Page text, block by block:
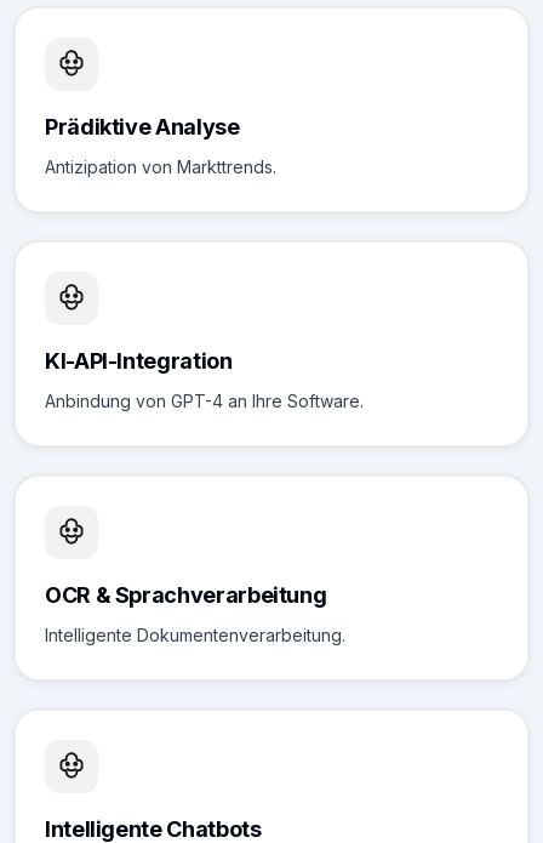
Prädiktive Analyse
Antizipation von Markttrends.
KI-API-Integration
Anbindung von GPT-4 an Ihre Software.
OCR & Sprachverarbeitung
Intelligente Dokumentenverarbeitung.
Intelligente Chatbots